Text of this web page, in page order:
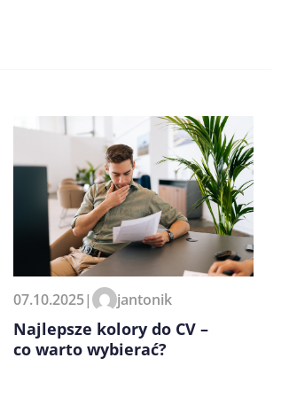
07.10.2025| jantonik
Najlepsze kolory do CV –
co warto wybierać?